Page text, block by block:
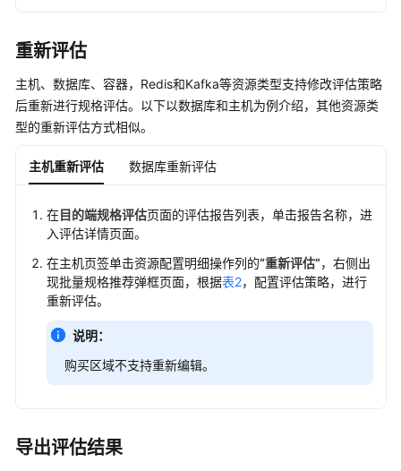
重新评估
主机、数据库、容器，Redis和Kafka等资源类型支持修改评估策略
后重新进行规格评估。以下以数据库和主机为例介绍，其他资源类
型的重新评估方式相似。
主机重新评估 数据库重新评估
在目的端规格评估页面的评估报告列表，单击报告名称，进
入评估详情页面。
在主机页签单击资源配置明细操作列的“重新评估”，右侧出
现批量规格推荐弹框页面，根据表2，配置评估策略，进行
重新评估。
说明：
购买区域不支持重新编辑。
导出评估结果